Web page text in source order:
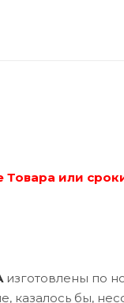
Товара или
изготовлены по
казалось бы,